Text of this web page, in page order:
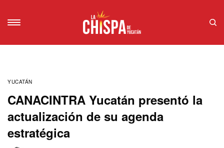
YUCATÁN
CANACINTRA Yucatán presentó la
actualización de su agenda
estratégica